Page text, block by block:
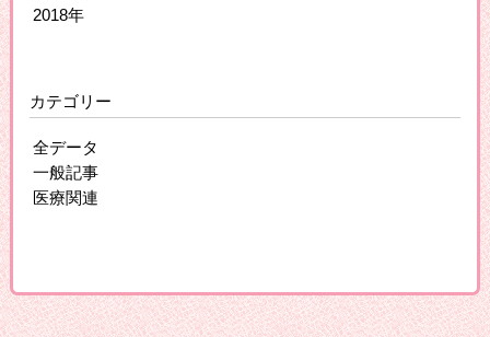
2018年
カテゴリー
全データ
一般記事
医療関連